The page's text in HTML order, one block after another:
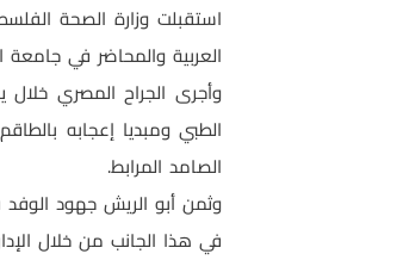
استقبلت وزارة الصحة
العربية والمحاضر في
الطبي ومبديا إعجابه
الصامد المرابط.
وثمن أبو الريش جهود
في هذا الجانب من خلال